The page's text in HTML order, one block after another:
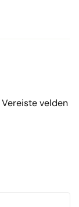
Vereiste velden